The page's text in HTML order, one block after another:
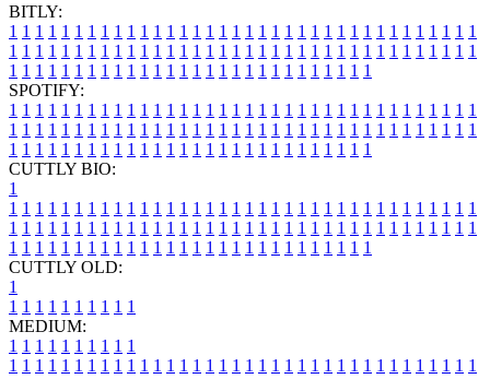
BITLY:
1 1 1 1 1 1 1 1 1 1 1 1 1 1 1 1 1 1 1 1 1 1 1 1 1 1 1 1 1 1 1 1 1 1 1 1
1 1 1 1 1 1 1 1 1 1 1 1 1 1 1 1 1 1 1 1 1 1 1 1 1 1 1 1 1 1 1 1 1 1 1 1
1 1 1 1 1 1 1 1 1 1 1 1 1 1 1 1 1 1 1 1 1 1 1 1 1 1 1 1
SPOTIFY:
1 1 1 1 1 1 1 1 1 1 1 1 1 1 1 1 1 1 1 1 1 1 1 1 1 1 1 1 1 1 1 1 1 1 1 1
1 1 1 1 1 1 1 1 1 1 1 1 1 1 1 1 1 1 1 1 1 1 1 1 1 1 1 1 1 1 1 1 1 1 1 1
1 1 1 1 1 1 1 1 1 1 1 1 1 1 1 1 1 1 1 1 1 1 1 1 1 1 1 1
CUTTLY BIO:
1
1 1 1 1 1 1 1 1 1 1 1 1 1 1 1 1 1 1 1 1 1 1 1 1 1 1 1 1 1 1 1 1 1 1 1 1
1 1 1 1 1 1 1 1 1 1 1 1 1 1 1 1 1 1 1 1 1 1 1 1 1 1 1 1 1 1 1 1 1 1 1 1
1 1 1 1 1 1 1 1 1 1 1 1 1 1 1 1 1 1 1 1 1 1 1 1 1 1 1 1
CUTTLY OLD:
1
1 1 1 1 1 1 1 1 1 1
MEDIUM:
1 1 1 1 1 1 1 1 1 1
1 1 1 1 1 1 1 1 1 1 1 1 1 1 1 1 1 1 1 1 1 1 1 1 1 1 1 1 1 1 1 1 1 1 1 1